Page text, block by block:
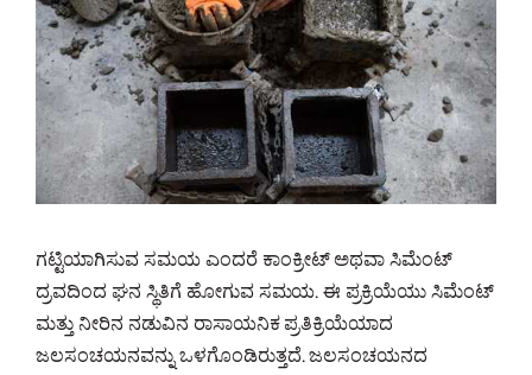
ಗಟ್ಟಿಯಾಗಿಸುವ ಸಮಯ ಎಂದರೆ ಕಾಂಕ್ರೀಟ್ ಅಥವಾ ಸಿಮೆಂಟ್
ದ್ರವದಿಂದ ಘನ ಸ್ಥಿತಿಗೆ ಹೋಗುವ ಸಮಯ. ಈ ಪ್ರಕ್ರಿಯೆಯು ಸಿಮೆಂಟ್
ಮತ್ತು ನೀರಿನ ನಡುವಿನ ರಾಸಾಯನಿಕ ಪ್ರತಿಕ್ರಿಯೆಯಾದ
ಜಲಸಂಚಯನವನ್ನು ಒಳಗೊಂಡಿರುತ್ತದೆ. ಜಲಸಂಚಯನದ